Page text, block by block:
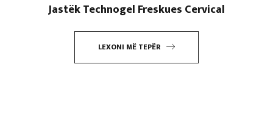
Jastëk Technogel Freskues Cervical
LEXONI MË TEPËR